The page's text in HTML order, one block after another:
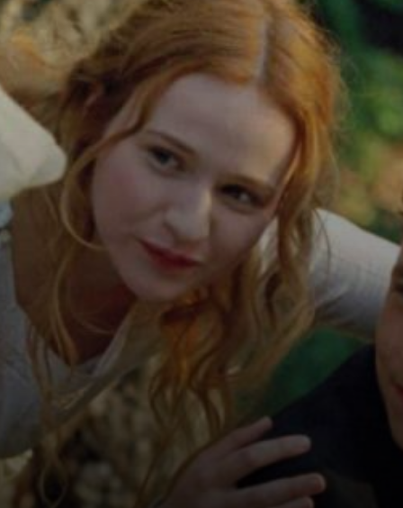
La storia si
concentra sui
rapporti di Renoir
con Andrée
Heuschling, sua
musa e
ispirazione, e i
suoi figli, il futuro
regista Jean
Renoir.